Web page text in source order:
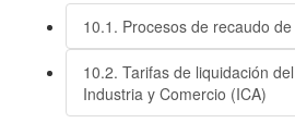
10.1. Procesos de recaudo
10.2. Tarifas de liquidación
Industria y Comercio (ICA)